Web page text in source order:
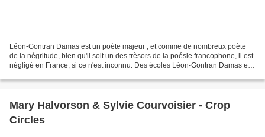
Léon-Gontran Damas est un poète majeur ; et comme de nombreux poète
de la négritude, bien qu'il soit un des trèsors de la poésie francophone, il est
négligé en France, si ce n'est inconnu. Des écoles Léon-Gontran Damas en
Mary Halvorson & Sylvie Courvoisier - Crop
Circles